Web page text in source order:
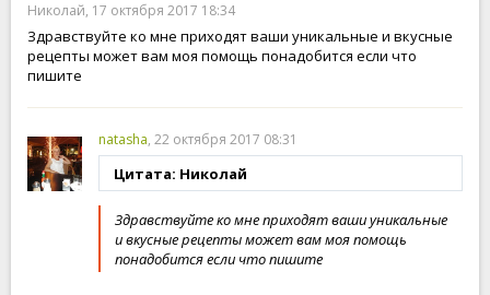
Николай, 17 октября 2017 18:34
Здравствуйте ко мне приходят ваши уникальные и вкусные
рецепты может вам моя помощь понадобится если что
пишите
natasha, 22 октября 2017 08:31
Цитата: Николай
Здравствуйте ко мне приходят ваши уникальные
и вкусные рецепты может вам моя помощь
понадобится если что пишите